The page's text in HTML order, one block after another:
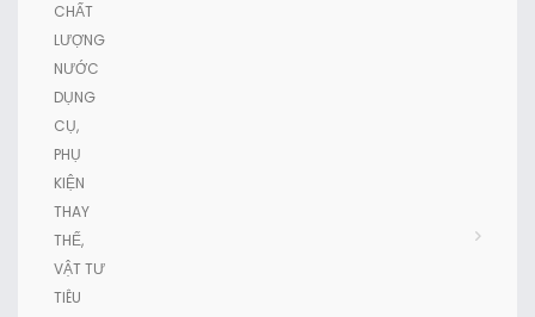
CHẤT
LƯỢNG
NƯỚC
DỤNG
CỤ,
PHỤ
KIỆN
THAY
THẾ,
VẬT TƯ
TIÊU